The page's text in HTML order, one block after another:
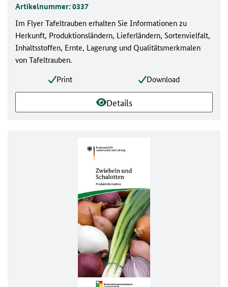
Artikelnummer: 0337
Im Flyer Tafeltrauben erhalten Sie Informationen zu
Herkunft, Produktionsländern, Lieferländern, Sortenvielfalt,
Inhaltsstoffen, Ernte, Lagerung und Qualitätsmerkmalen
von Tafeltrauben.
Print
Download
Details